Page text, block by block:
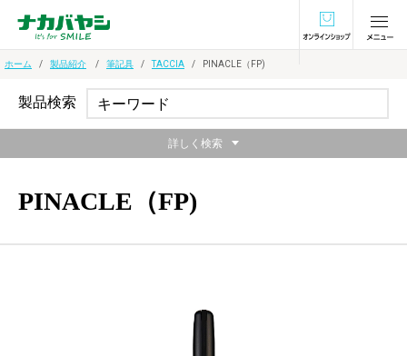
オンラインショ
ホーム 製品紹介 筆記具 TACCIA PINACLE（FP)
PINACLE（FP)
製品検索
詳しく検索